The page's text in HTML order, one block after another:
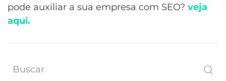
pode auxiliar a sua empresa com SEO? veja
aqui.